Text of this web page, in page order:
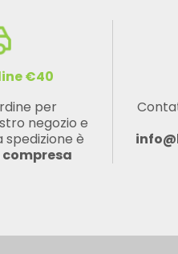
€40
per
negozio e
è
compresa